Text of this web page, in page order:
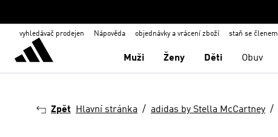
vyhledávač prodejen Nápověda objednávky a vrácení zboží staň se členem
Muži Ženy Děti Obuv
Zpět Hlavní stránka adidas by Stella McCartney